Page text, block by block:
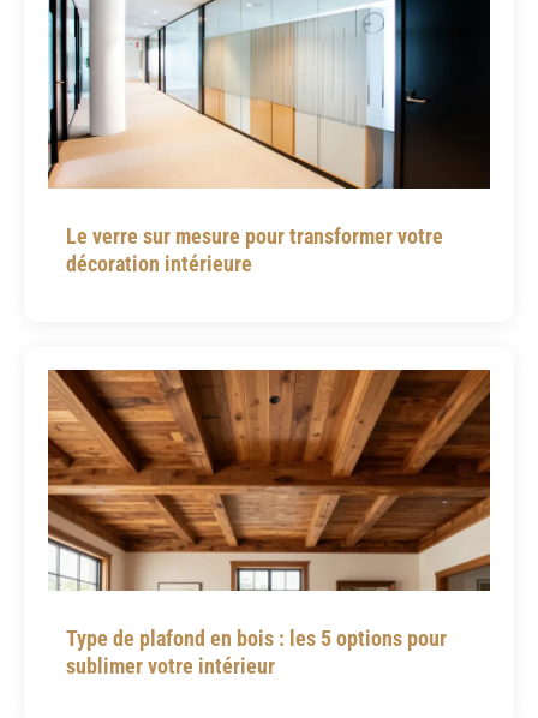
Le verre sur mesure pour transformer votre
décoration intérieure
Type de plafond en bois : les 5 options pour
sublimer votre intérieur